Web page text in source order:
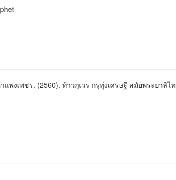
งเพชร. (2560). ท้าวกุเวร กรุทุ่งเศรษฐี สมัยพระยาลิไท